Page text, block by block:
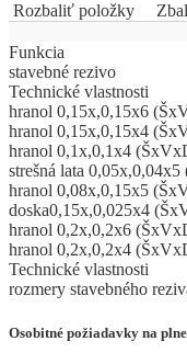
Rozbaliť položky
Funkcia
stavebné rezivo
Technické vlastnosti
hranol 0,15x,0,15x6
hranol 0,15x,0,15x4
hranol 0,1x,0,1x4
strešná lata
hranol 0,08x,0,15x5
doska0,15x,0,025x4
hranol 0,2x,0,2x6
hranol 0,2x,0,2x4
Technické vlastnosti
rozmery stavebného
Osobitné požiadavky na